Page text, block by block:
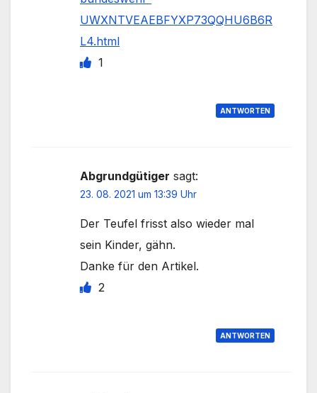
UWXNTVEAEBFYXP73QQHU6B6R
L4.html
1
ANTWORTEN
Abgrundgütiger sagt:
23. 08. 2021 um 13:39 Uhr
Der Teufel frisst also wieder mal
sein Kinder, gähn.
Danke für den Artikel.
2
ANTWORTEN